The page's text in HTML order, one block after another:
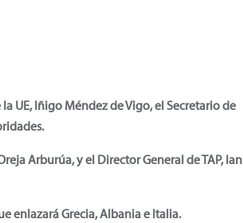
UE, Iñigo Méndez de Vigo, el Secretario de
Arburúa, y el Director General de TAP, Ian
enlazará Grecia, Albania e Italia.